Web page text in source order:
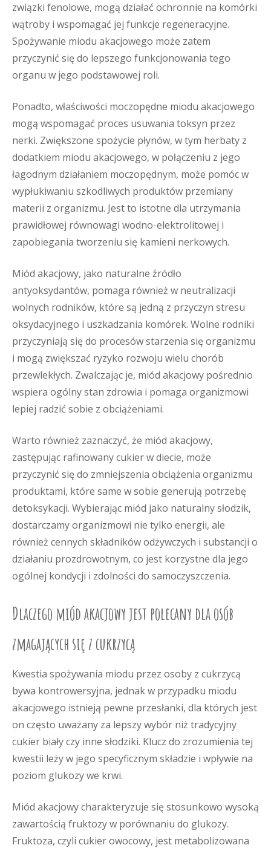
związki fenolowe, mogą działać ochronnie na komórki
wątroby i wspomagać jej funkcje regeneracyjne.
Spożywanie miodu akacjowego może zatem
przyczynić się do lepszego funkcjonowania tego
organu w jego podstawowej roli.
Ponadto, właściwości moczopędne miodu akacjowego
mogą wspomagać proces usuwania toksyn przez
nerki. Zwiększone spożycie płynów, w tym herbaty z
dodatkiem miodu akacjowego, w połączeniu z jego
łagodnym działaniem moczopędnym, może pomóc w
wypłukiwaniu szkodliwych produktów przemiany
materii z organizmu. Jest to istotne dla utrzymania
prawidłowej równowagi wodno-elektrolitowej i
zapobiegania tworzeniu się kamieni nerkowych.
Miód akacjowy, jako naturalne źródło
antyoksydantów, pomaga również w neutralizacji
wolnych rodników, które są jedną z przyczyn stresu
oksydacyjnego i uszkadzania komórek. Wolne rodniki
przyczyniają się do procesów starzenia się organizmu
i mogą zwiększać ryzyko rozwoju wielu chorób
przewlekłych. Zwalczając je, miód akacjowy pośrednio
wspiera ogólny stan zdrowia i pomaga organizmowi
lepiej radzić sobie z obciążeniami.
Warto również zaznaczyć, że miód akacjowy,
zastępując rafinowany cukier w diecie, może
przyczynić się do zmniejszenia obciążenia organizmu
produktami, które same w sobie generują potrzebę
detoksykacji. Wybierając miód jako naturalny słodzik,
dostarczamy organizmowi nie tylko energii, ale
również cennych składników odżywczych i substancji o
działaniu prozdrowotnym, co jest korzystne dla jego
ogólnej kondycji i zdolności do samoczyszczenia.
Dlaczego miód akacjowy jest polecany dla osób
zmagających się z cukrzycą
Kwestia spożywania miodu przez osoby z cukrzycą
bywa kontrowersyjna, jednak w przypadku miodu
akacjowego istnieją pewne przesłanki, dla których jest
on często uważany za lepszy wybór niż tradycyjny
cukier biały czy inne słodziki. Klucz do zrozumienia tej
kwestii leży w jego specyficznym składzie i wpływie na
poziom glukozy we krwi.
Miód akacjowy charakteryzuje się stosunkowo wysoką
zawartością fruktozy w porównaniu do glukozy.
Fruktoza, czyli cukier owocowy, jest metabolizowana